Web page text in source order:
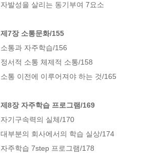
자발성을 살리는 동기부여 7요소
제7장 소통문화/155
소통과 자주학습/156
정서적 소통 체제적 소통/158
소통 이전에 이루어져야 하는 것/165
제8장 자주학습 프로그램/169
자기구속력의 실체/170
대부분의 회사에서의 학습 실상/174
자주학습 7step 프로그램/178